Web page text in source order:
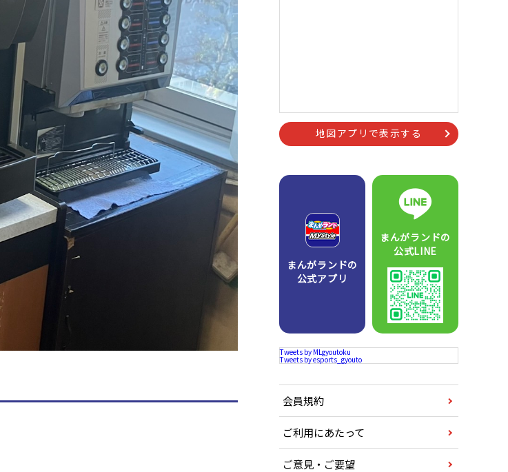
地図アプリで表示する
まんがランドの
公式アプリ
まんがランドの
公式LINE
Tweets by MLgyoutoku
Tweets by esports_gyouto
会員規約
ご利用にあたって
ご意見・ご要望